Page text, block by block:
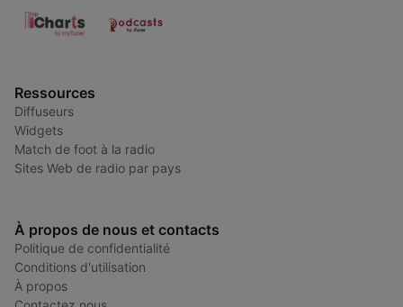
Ressources
Diffuseurs
Widgets
Match de foot à la radio
Sites Web de radio par pays
À propos de nous et contacts
Politique de confidentialité
Conditions d'utilisation
À propos